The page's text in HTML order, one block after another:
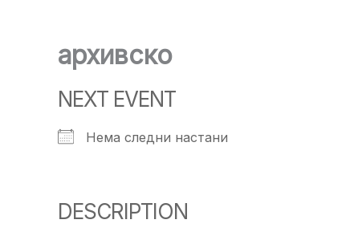
архивско
NEXT EVENT
Нема следни настани
DESCRIPTION